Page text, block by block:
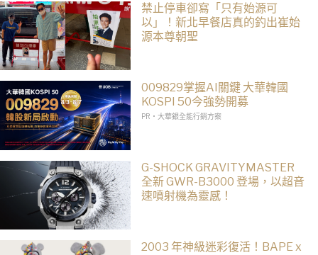
禁止停車卻寫「只有始源可
以」！新北早餐店真的釣出崔始
源本尊朝聖
009829掌握AI關鍵 大華韓國
KOSPI 50今強勢開募
PR・大華銀全能行銷方案
G-SHOCK GRAVITYMASTER
全新 GWR-B3000 登場，以超音
速噴射機為靈感！
2003 年神級迷彩復活！BAPE x